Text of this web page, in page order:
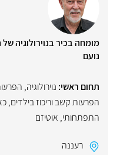
מומחה בכיר בנוירולוגיה
נועם
תחום ראשי: נוירולוגיה,
הפרעות קשב וריכוז בילדים,
התפתחותי, אוטיזם
רעננה